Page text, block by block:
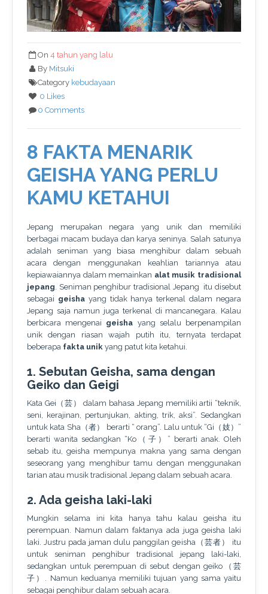
On4 tahun yang lalu
By Mitsuki
Category kebudayaan
0 Likes
0 Comments
8 FAKTA MENARIK
GEISHA YANG PERLU
KAMU KETAHUI
Jepang merupakan negara yang unik dan memiliki
berbagai macam budaya dan karya seninya. Salah satunya
adalah seniman yang biasa menghibur dalam sebuah
acara dengan menggunakan keahlian tariannya atau
kepiawaiannya dalam memainkan alat musik tradisional
jepang . Seniman penghibur tradisional Jepang itu disebut
sebagai geishayang tidak hanya terkenal dalam negara
Jepang saja namun juga terkenal di mancanegara. Kalau
berbicara mengenai geisha yang selalu berpenampilan
unik dengan riasan wajah putih itu, ternyata terdapat
beberapa fakta unik yang patut kita ketahui.
1. Sebutan Geisha, sama dengan
Geiko dan Geigi
Kata Gei（芸） dalam bahasa Jepang memiliki artii “teknik,
seni, kerajinan, pertunjukan, akting, trik, aksi”. Sedangkan
untuk kata Sha（者） berarti “ orang”. Lalu untuk “Gi（妓）”
berarti wanita sedangkan “Ko（子）” berarti anak. Oleh
sebab itu, geisha mempunya makna yang sama dengan
seseorang yang menghibur tamu dengan menggunakan
tarian atau musik tradisional Jepang dalam sebuah acara.
2. Ada geisha laki-laki
Mungkin selama ini kita hanya tahu kalau geisha itu
perempuan. Namun dalam faktanya ada juga geisha laki
laki. Justru pada jaman dulu panggilan geisha（芸者） itu
untuk seniman penghibur tradisional jepang laki-laki,
sedangkan untuk perempuan di sebut dengan geiko（芸
子）. Namun keduanya memiliki tujuan yang sama yaitu
sebagai penghibur dalam sebuah acara.